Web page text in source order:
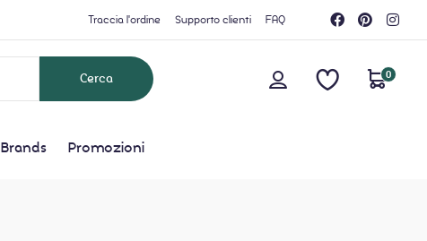
Traccia l'ordine Supporto clienti FAQ
0
Brands Promozioni